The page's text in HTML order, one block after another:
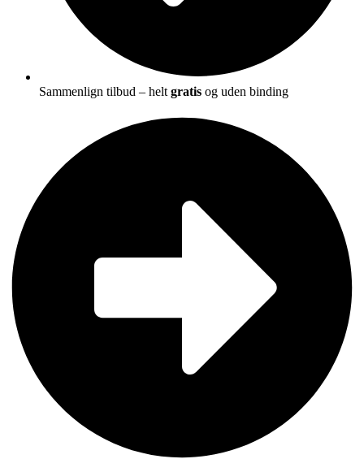
Sammenlign tilbud – helt gratis og uden binding